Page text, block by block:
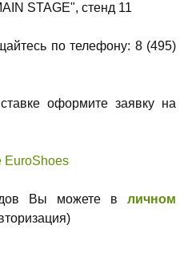
STAGE", стенд 11
по телефону: 8 (495)
оформите заявку на
EuroShoes
Вы можете в личном